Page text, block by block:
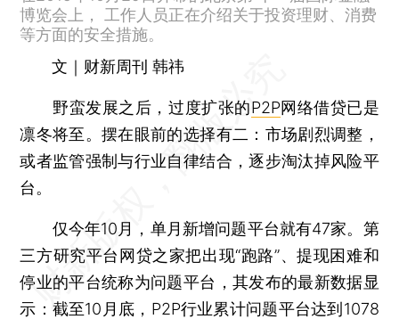
博览会上， 工作人员正在介绍关于投资理财、消费
等方面的安全措施。
文｜财新周刊 韩祎
野蛮发展之后，过度扩张的P2P网络借贷已是
凛冬将至。摆在眼前的选择有二：市场剧烈调整，
或者监管强制与行业自律结合，逐步淘汰掉风险平
台。
仅今年10月，单月新增问题平台就有47家。第
三方研究平台网贷之家把出现“跑路”、提现困难和
停业的平台统称为问题平台，其发布的最新数据显
示：截至10月底，P2P行业累计问题平台达到1078